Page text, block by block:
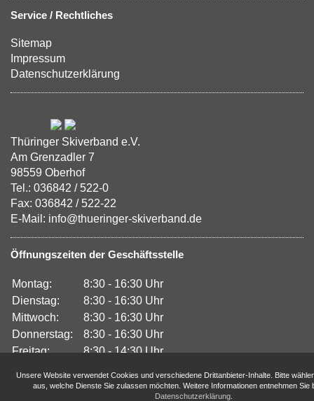
Service / Rechtliches
Sitemap
Impressum
Datenschutzerklärung
Thüringer Skiverband e.V.
Am Grenzadler 7
98559 Oberhof
Tel.: 036842 / 522-0
Fax: 036842 / 522-22
E-Mail: info@thueringer-skiverband.de
Öffnungszeiten der Geschäftsstelle
Montag:
8:30 - 16:30 Uhr
Dienstag:
8:30 - 16:30 Uhr
Mittwoch:
8:30 - 16:30 Uhr
Donnerstag:
8:30 - 16:30 Uhr
Freitag:
8:30 - 14:30 Uhr
Unsere Website verwendet Cookies und verschiedene Drittanbieter-Inhalte. Bitte
aus, welche Dienste Sie zulassen möchten. Weitere Informationen entnehmen Sie
Datenschutzerklärung.